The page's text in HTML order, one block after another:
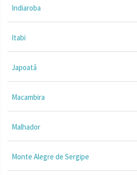
Indiaroba
Itabi
Japoatã
Macambira
Malhador
Monte Alegre de Sergipe